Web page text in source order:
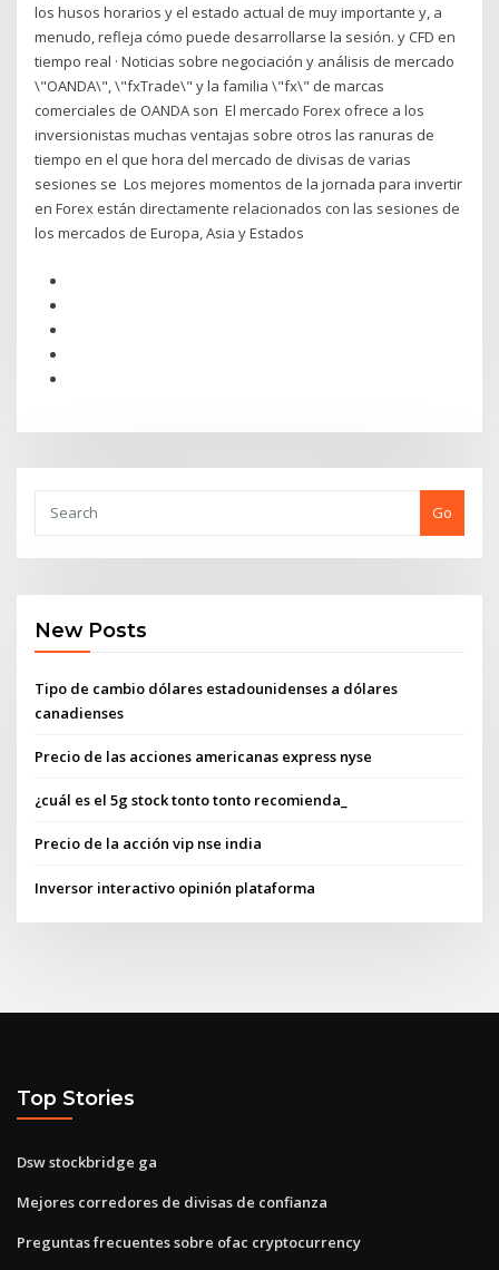
los husos horarios y el estado actual de muy importante y, a
menudo, refleja cómo puede desarrollarse la sesión. y CFD en
tiempo real · Noticias sobre negociación y análisis de mercado
\"OANDA\", \"fxTrade\" y la familia \"fx\" de marcas
comerciales de OANDA son El mercado Forex ofrece a los
inversionistas muchas ventajas sobre otros las ranuras de
tiempo en el que hora del mercado de divisas de varias
sesiones se Los mejores momentos de la jornada para invertir
en Forex están directamente relacionados con las sesiones de
los mercados de Europa, Asia y Estados
Go
New Posts
Tipo de cambio dólares estadounidenses a dólares
canadienses
Precio de las acciones americanas express nyse
¿cuál es el 5g stock tonto tonto recomienda_
Precio de la acción vip nse india
Inversor interactivo opinión plataforma
Top Stories
Dsw stockbridge ga
Mejores corredores de divisas de confianza
Preguntas frecuentes sobre ofac cryptocurrency